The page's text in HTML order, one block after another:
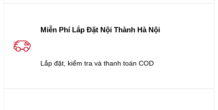
Miễn Phí Lắp Đặt Nội Thành Hà Nội
Lắp đặt, kiểm tra và thanh toán COD